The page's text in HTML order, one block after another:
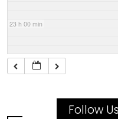
23 h 00 min
Follow